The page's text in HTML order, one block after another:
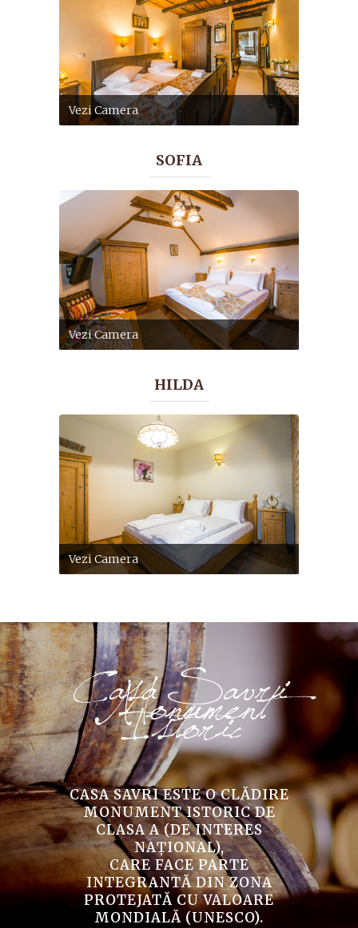
Vezi Camera
SOFIA
Vezi Camera
HILDA
Vezi Camera
Casa Savri
Monument
Istoric
CASA SAVRI ESTE O CLĂDIRE
MONUMENT ISTORIC DE
CLASA A (DE INTERES
NAŢIONAL),
CARE FACE PARTE
INTEGRANTĂ DIN ZONA
PROTEJATĂ CU VALOARE
MONDIALĂ (UNESCO).